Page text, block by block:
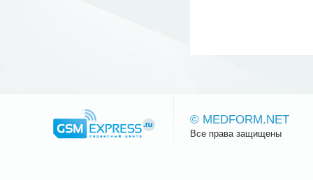
© MEDFORM.NET
Все права защищены